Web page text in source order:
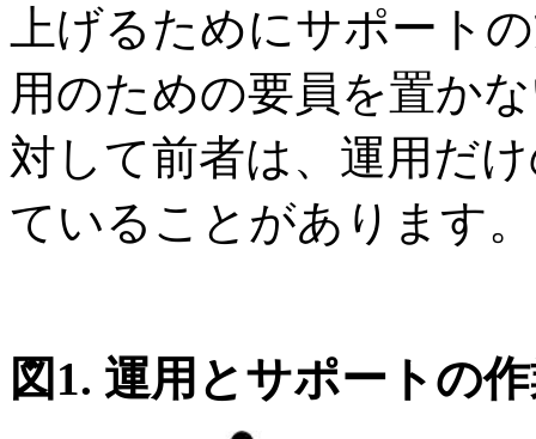
上げるためにサポート
用のための要員を置か
対して前者は、運用だ
ていることがあります。
図1. 運用とサポートの